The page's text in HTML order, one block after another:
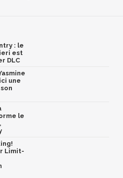
: le
est
DLC
une
le
Limit-